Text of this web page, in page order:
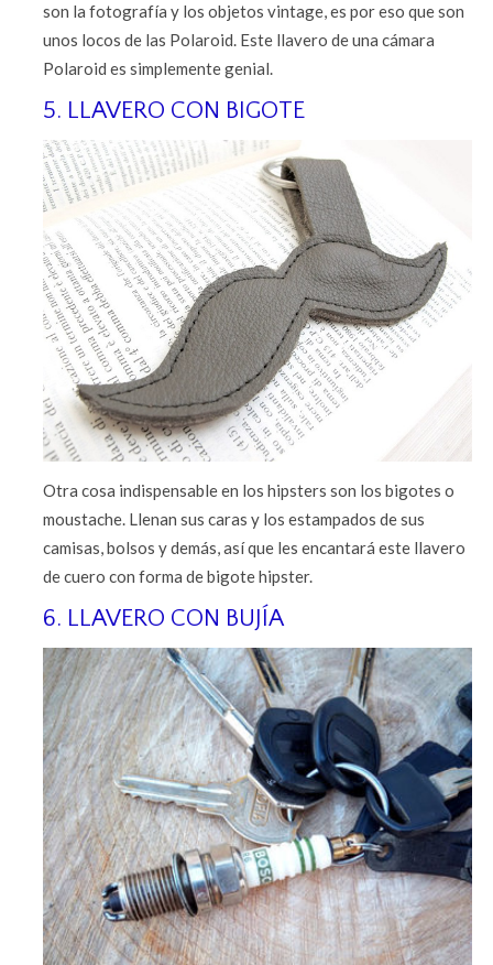
son la fotografía y los objetos vintage, es por eso que son
unos locos de las Polaroid. Este llavero de una cámara
Polaroid es simplemente genial.
5. LLAVERO CON BIGOTE
Otra cosa indispensable en los hipsters son los bigotes o
moustache. Llenan sus caras y los estampados de sus
camisas, bolsos y demás, así que les encantará este llavero
de cuero con forma de bigote hipster.
6. LLAVERO CON BUJÍA